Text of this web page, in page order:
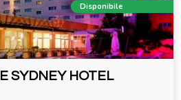
Disponibile
SYDNEY HOTEL